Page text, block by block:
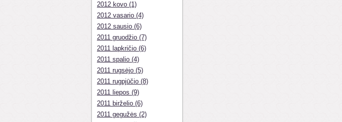
2012 kovo (1)
2012 vasario (4)
2012 sausio (6)
2011 gruodžio (7)
2011 lapkričio (6)
2011 spalio (4)
2011 rugsėjo (5)
2011 rugpjūčio (8)
2011 liepos (9)
2011 birželio (6)
2011 gegužės (2)